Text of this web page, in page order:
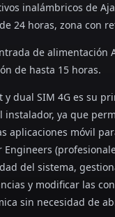
inalámbricos de
24 horas, zona con
de alimentación
de hasta 15 horas.
dual SIM 4G es su
ya que
aplicaciones móvil
Engineers
del sistema,
y modificar las
sin necesidad de